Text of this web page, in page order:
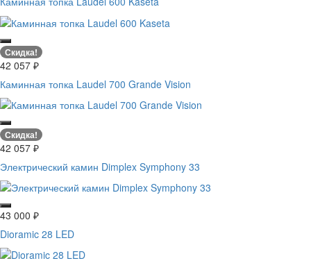
Скидка!
42 057 ₽
Каминная топка Laudel 700 Grande Vision
Скидка!
42 057 ₽
Электрический камин Dimplex Symphony 33
43 000 ₽
Dioramic 28 LED